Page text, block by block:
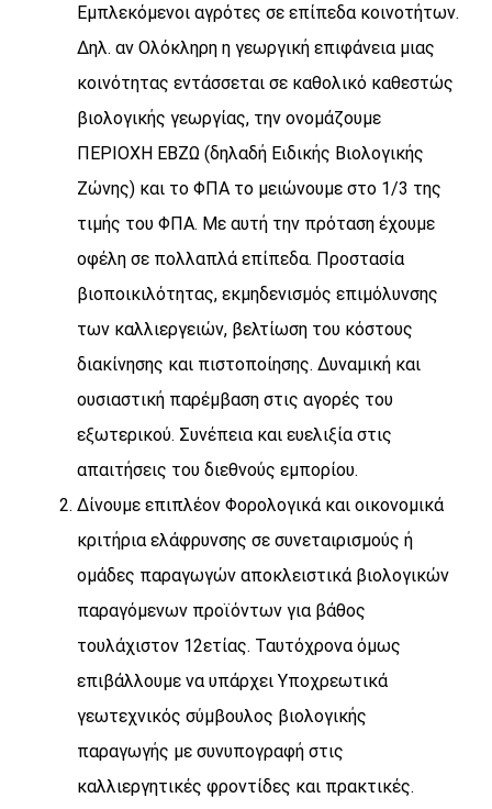
Εμπλεκόμενοι αγρότες σε επίπεδα κοινοτήτων.
Δηλ. αν Ολόκληρη η γεωργική επιφάνεια μιας
κοινότητας εντάσσεται σε καθολικό καθεστώς
βιολογικής γεωργίας, την ονομάζουμε
ΠΕΡΙΟΧΗ ΕΒΖΩ (δηλαδή Ειδικής Βιολογικής
Ζώνης) και το ΦΠΑ το μειώνουμε στο 1/3 της
τιμής του ΦΠΑ. Με αυτή την πρόταση έχουμε
οφέλη σε πολλαπλά επίπεδα. Προστασία
βιοποικιλότητας, εκμηδενισμός επιμόλυνσης
των καλλιεργειών, βελτίωση του κόστους
διακίνησης και πιστοποίησης. Δυναμική και
ουσιαστική παρέμβαση στις αγορές του
εξωτερικού. Συνέπεια και ευελιξία στις
απαιτήσεις του διεθνούς εμπορίου.
Δίνουμε επιπλέον Φορολογικά και οικονομικά
κριτήρια ελάφρυνσης σε συνεταιρισμούς ή
ομάδες παραγωγών αποκλειστικά βιολογικών
παραγόμενων προϊόντων για βάθος
τουλάχιστον 12ετίας. Ταυτόχρονα όμως
επιβάλλουμε να υπάρχει Υποχρεωτικά
γεωτεχνικός σύμβουλος βιολογικής
παραγωγής με συνυπογραφή στις
καλλιεργητικές φροντίδες και πρακτικές.